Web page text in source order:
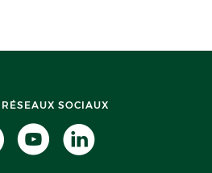
SOCIAUX